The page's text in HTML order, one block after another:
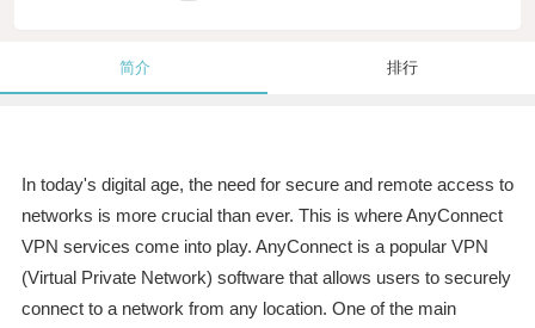
简介 排行
In today's digital age, the need for secure and remote access to
networks is more crucial than ever. This is where AnyConnect
VPN services come into play. AnyConnect is a popular VPN
(Virtual Private Network) software that allows users to securely
connect to a network from any location. One of the main